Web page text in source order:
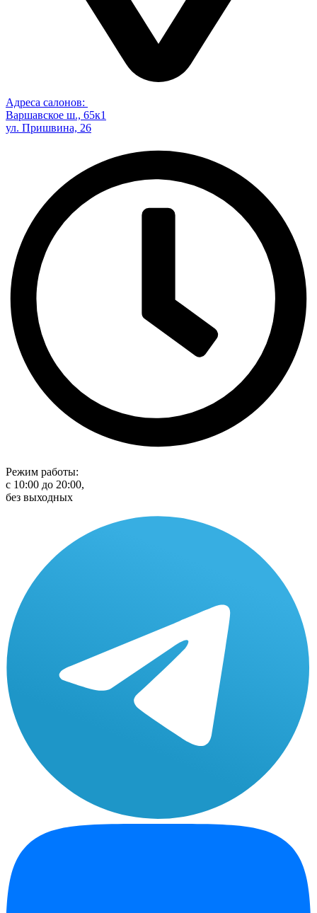
Адреса салонов:
Варшавское ш., 65к1
ул. Пришвина, 26
Режим работы:
с 10:00 до 20:00,
без выходных